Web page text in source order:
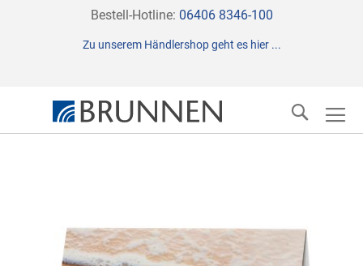
Direkt
Inhalt
Bestell-Hotline: 06406 8346-100
Zu unserem Händlershop geht es hier ...
Suche